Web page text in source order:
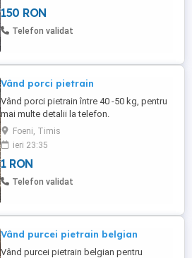
150 RON
Telefon validat
Vând porci pietrain
Vând porci pietrain între 40 -50 kg, pentru
mai multe detalii la telefon.
Foeni, Timis
ieri 23:35
1 RON
Telefon validat
Vând purcei pietrain belgian
Vând purcei pietrain belgian pentru